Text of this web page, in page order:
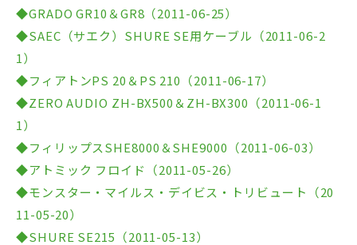
◆GRADO GR10＆GR8（2011-06-25）
◆SAEC（サエク）SHURE SE用ケーブル（2011-06-2
1）
◆フィアトンPS 20＆PS 210（2011-06-17）
◆ZERO AUDIO ZH-BX500＆ZH-BX300（2011-06-1
1）
◆フィリップスSHE8000＆SHE9000（2011-06-03）
◆アトミック フロイド（2011-05-26）
◆モンスター・マイルス・デイビス・トリビュート（20
11-05-20）
◆SHURE SE215（2011-05-13）